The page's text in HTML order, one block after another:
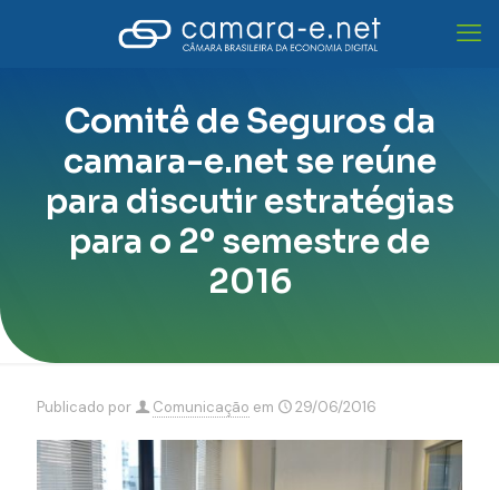
Comitê de Seguros da
camara-e.net se reúne
para discutir estratégias
para o 2º semestre de
2016
Publicado por Comunicação em 29/06/2016